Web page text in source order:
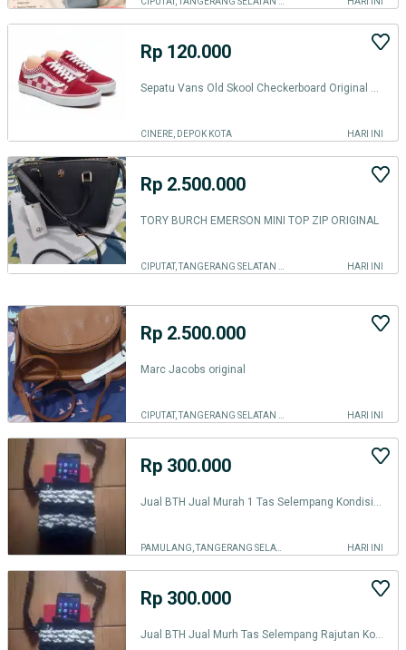
Rp 120.000
CINERE, DEPOK KOTA HARI INI
Rp 2.500.000
TORY BURCH EMERSON MINI TOP ZIP ORIGINAL
HARI INI
Rp 2.500.000
Marc Jacobs original
HARI INI
Rp 300.000
PAMULANG, TANGERANG SELATAN KOTA HARI INI
Rp 300.000